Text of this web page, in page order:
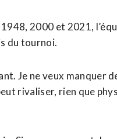
2000 et 2021,
du tournoi.
Je ne veux manquer
rivaliser, rien que